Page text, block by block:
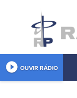
play_circle_filled OUVIR RÁDIO